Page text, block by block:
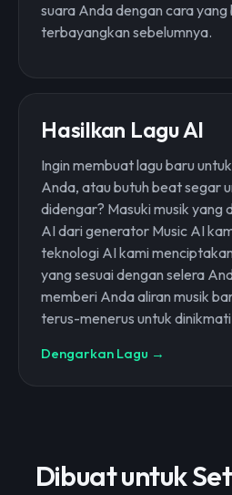
suara Anda dengan cara yang
terbayangkan sebelumnya.
Hasilkan Lagu AI
Ingin membuat lagu baru
Anda, atau butuh beat segar
didengar? Masuki musik yang
AI dari generator Music AI
teknologi AI kami
yang sesuai dengan selera
memberi Anda aliran musik
terus-menerus untuk
Dengarkan Lagu →
Dibuat untuk